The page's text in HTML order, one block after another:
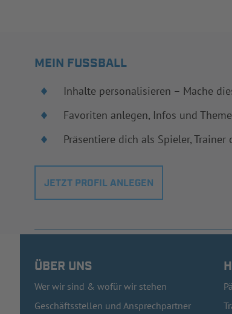
MEIN FUSSBALL
Inhalte personalisieren – Mache
Favoriten anlegen, Infos und
Präsentiere dich als Spieler,
JETZT PROFIL ANLEGEN
ÜBER UNS
Wer wir sind & wofür wir stehen
Geschäftsstellen und Ansprechpartner